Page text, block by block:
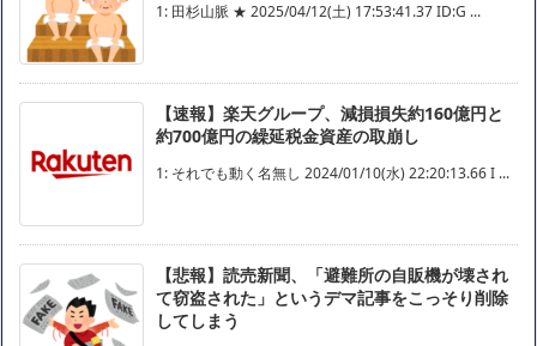
1: 田杉山脈 ★ 2025/04/12(土) 17:53:41.37 ID:G ...
【速報】楽天グループ、減損損失約160億円と
約700億円の繰延税金資産の取崩し
1: それでも動く名無し 2024/01/10(水) 22:20:13.66 I ...
【悲報】読売新聞、「避難所の自販機が壊され
て窃盗された」というデマ記事をこっそり削除
してしまう